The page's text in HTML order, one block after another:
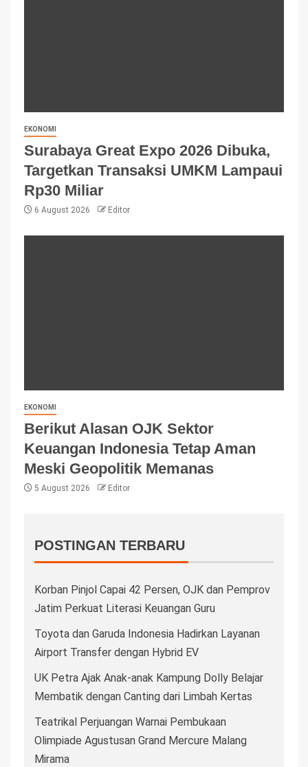
EKONOMI
Surabaya Great Expo 2026 Dibuka,
Targetkan Transaksi UMKM Lampaui
Rp30 Miliar
6 August 2026 Editor
EKONOMI
Berikut Alasan OJK Sektor
Keuangan Indonesia Tetap Aman
Meski Geopolitik Memanas
5 August 2026 Editor
POSTINGAN TERBARU
Korban Pinjol Capai 42 Persen, OJK dan Pemprov
Jatim Perkuat Literasi Keuangan Guru
Toyota dan Garuda Indonesia Hadirkan Layanan
Airport Transfer dengan Hybrid EV
UK Petra Ajak Anak-anak Kampung Dolly Belajar
Membatik dengan Canting dari Limbah Kertas
Teatrikal Perjuangan Warnai Pembukaan
Olimpiade Agustusan Grand Mercure Malang
Mirama